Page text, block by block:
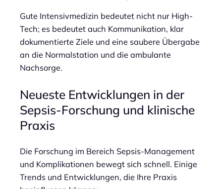
Gute Intensivmedizin bedeutet nicht nur High-
Tech; es bedeutet auch Kommunikation, klar
dokumentierte Ziele und eine saubere Übergabe
an die Normalstation und die ambulante
Nachsorge.
Neueste Entwicklungen in der
Sepsis-Forschung und klinische
Praxis
Die Forschung im Bereich Sepsis-Management
und Komplikationen bewegt sich schnell. Einige
Trends und Entwicklungen, die Ihre Praxis